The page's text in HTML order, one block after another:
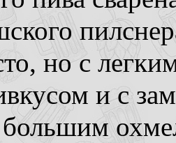
но с
и с